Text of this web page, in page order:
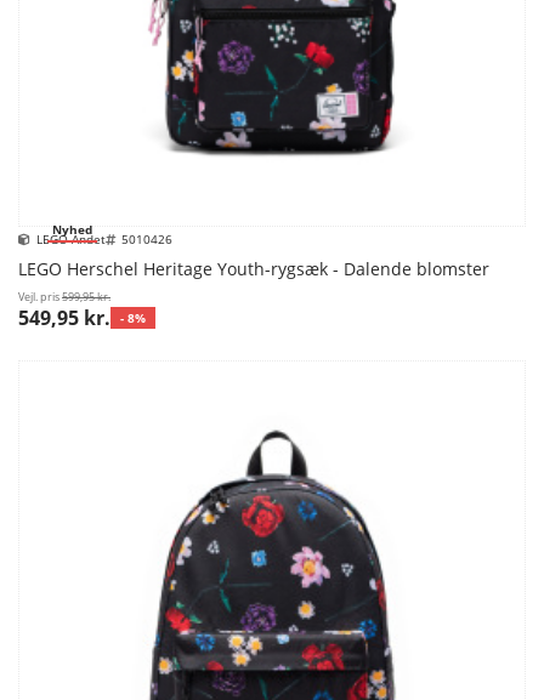
Nyhed
LEGO Andet 5010426
LEGO Herschel Heritage Youth-rygsæk - Dalende blomster
Vejl. pris599,95 kr.
549,95 kr. - 8%